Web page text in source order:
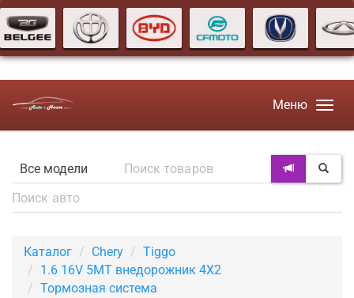
Меню
Каталог Chery
Tiggo
1.6 16V 5MT внедорожник 4X2
Тормозная система